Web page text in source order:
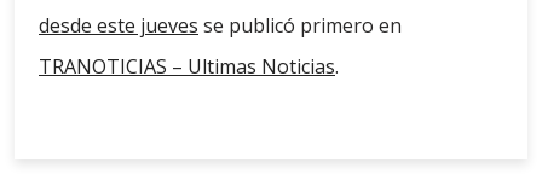
desde este jueves se publicó primero en
TRANOTICIAS – Ultimas Noticias.